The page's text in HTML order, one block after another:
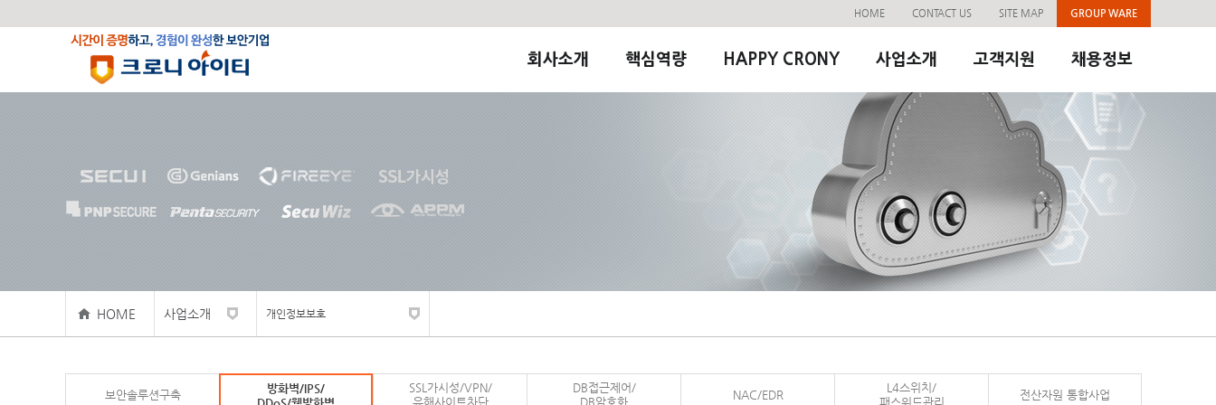
HOME CONTACT US SITE MAP GROUP WARE
회사소개 핵심역량 HAPPY CRONY 사업소개 고객지원 채용정보
HOME 사업소개 개인정보보호
방화벽/IPS/DDoS/웹방화벽
보안솔루션구축
방화벽/IPS/
SSL가시성/VPN/
유해사이트차단
DB접근제어/
DB암호화
NAC/EDR
L4스위치/
패스워드관리
전산자원 통합사업